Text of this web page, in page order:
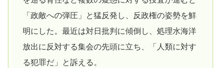
「政敵への弾圧」と猛反発し、反政権の姿勢を鮮
明にした。最近は対日批判に傾倒し、処理水海洋
放出に反対する集会の先頭に立ち、「人類に対す
る犯罪だ」と訴える。